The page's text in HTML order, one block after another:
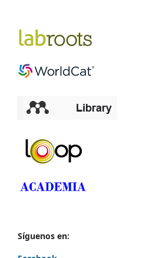
Síguenos en: